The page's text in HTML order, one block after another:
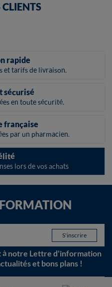
CLIENTS
rapide
et tarifs de livraison.
sécurisé
en toute sécurité.
française
par un pharmacien.
lors de vos achats
notre Lettre d'information
et bons plans !